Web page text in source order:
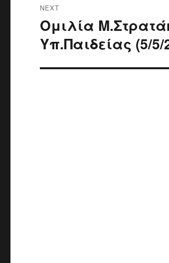
NEXT
Next
post:
Ομιλία
Υπ.Παιδείας (5/5/